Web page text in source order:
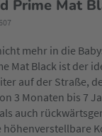
Prime Mat
mehr in die
Mat Black ist der
auf der Straße,
3 Monaten bis 7
auch
höhenverstellbare